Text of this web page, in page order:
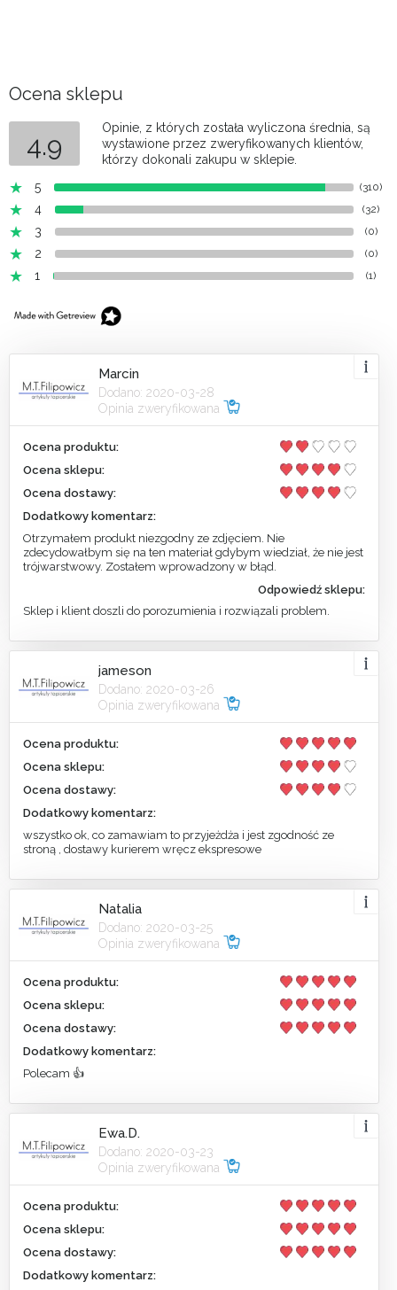
Ocena sklepu
4.9
Opinie, z których została wyliczona średnia, są
wystawione przez zweryfikowanych klientów,
którzy dokonali zakupu w sklepie.
5
(310)
4 (32)
3 (0)
2 (0)
1 (1)
Marcin
Dodano: 2020-03-28
Opinia zweryfikowana
Ocena produktu:
Ocena sklepu:
Ocena dostawy:
Dodatkowy komentarz:
Otrzymałem produkt niezgodny ze zdjęciem. Nie
zdecydowałbym się na ten materiał gdybym wiedział, że nie jest
trójwarstwowy. Zostałem wprowadzony w błąd.
Odpowiedź sklepu:
Sklep i klient doszli do porozumienia i rozwiązali problem.
jameson
Dodano: 2020-03-26
Opinia zweryfikowana
Ocena produktu:
Ocena sklepu:
Ocena dostawy:
Dodatkowy komentarz:
wszystko ok, co zamawiam to przyjeżdża i jest zgodność ze
stroną , dostawy kurierem wręcz ekspresowe
Natalia
Dodano: 2020-03-25
Opinia zweryfikowana
Ocena produktu:
Ocena sklepu:
Ocena dostawy:
Dodatkowy komentarz:
Polecam 👍
Ewa.D.
Dodano: 2020-03-23
Opinia zweryfikowana
Ocena produktu:
Ocena sklepu:
Ocena dostawy:
Dodatkowy komentarz: